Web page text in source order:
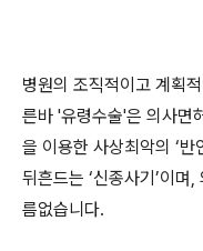
병원의 조직적이고 계획
른바 '유령수술'은 의사면
을 이용한 사상최악의 ‘
뒤흔드는 ‘신종사기’이며
름없습니다.